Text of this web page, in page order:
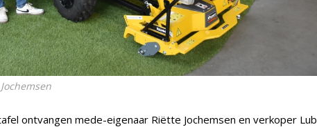
ontvangen mede-eigenaar Riëtte Jochemsen en verkoper Lub